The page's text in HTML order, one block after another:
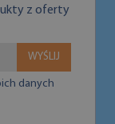
z oferty
WYŚLIJ
danych